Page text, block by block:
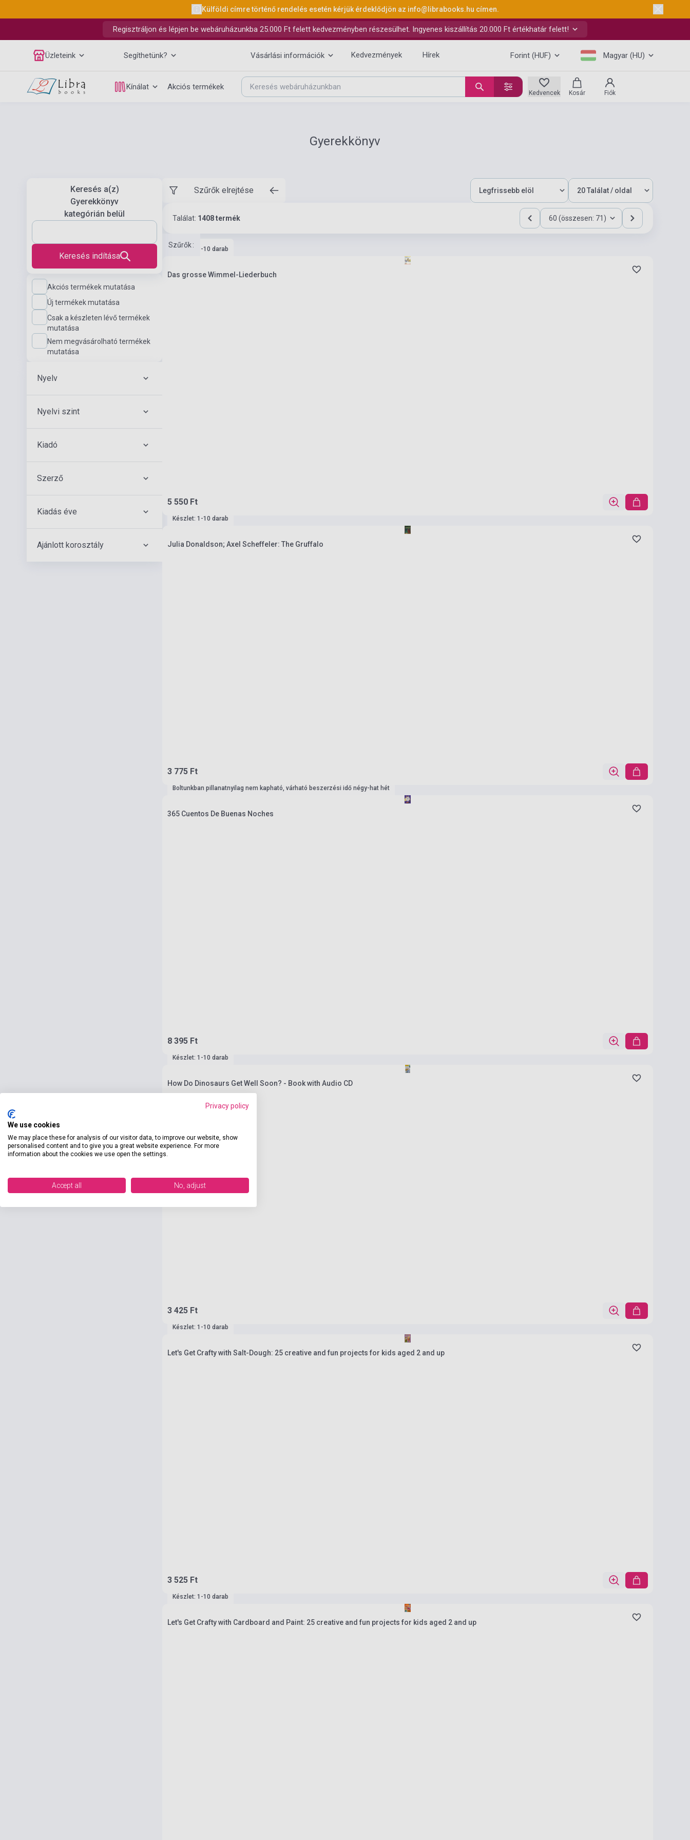
Külföldi címre történő rendelés esetén kérjük érdeklődjön az info@librabooks.hu címen.
Regisztráljon és lépjen be webáruházunkba 25.000 Ft felett kedvezményben részesülhet. Ingyenes kiszállítás 20.000 Ft értékhatár felett!
Üzleteink Segíthetünk? Vásárlási információk Kedvezmények Hírek Forint (HUF) Magyar (HU)
Kínálat Akciós termékek
Kedvencek Kosár Fiók
Gyerekkönyv
Keresés a(z)
Gyerekkönyv
kategórián belül
Keresés indítása
Akciós termékek mutatása
Új termékek mutatása
Csak a készleten lévő termékek
mutatása
Nem megvásárolható termékek
mutatása
Nyelv
Nyelvi szint
Kiadó
Szerző
Kiadás éve
Ajánlott korosztály
Szűrők elrejtése
Találat: 1408 termék 60 (összesen: 71)
Szűrők:
Készlet: 1-10 darab
Das grosse Wimmel-Liederbuch
5 550 Ft
Készlet: 1-10 darab
Julia Donaldson; Axel Scheffeler: The Gruffalo
3 775 Ft
Boltunkban pillanatnyilag nem kapható, várható beszerzési idő négy-hat hét
365 Cuentos De Buenas Noches
8 395 Ft
Készlet: 1-10 darab
How Do Dinosaurs Get Well Soon? - Book with Audio CD
3 425 Ft
Készlet: 1-10 darab
Let's Get Crafty with Salt-Dough: 25 creative and fun projects for kids aged 2 and up
3 525 Ft
Készlet: 1-10 darab
Let's Get Crafty with Cardboard and Paint: 25 creative and fun projects for kids aged 2 and up
Privacy policy
We use cookies
We may place these for analysis of our visitor data, to improve our website, show
personalised content and to give you a great website experience. For more
information about the cookies we use open the settings.
Accept all No, adjust